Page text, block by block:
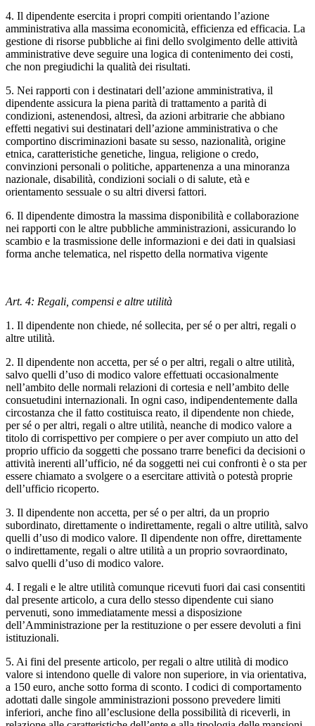
4. Il dipendente esercita i propri compiti orientando l’azione
amministrativa alla massima economicità, efficienza ed efficacia. La
gestione di risorse pubbliche ai fini dello svolgimento delle attività
amministrative deve seguire una logica di contenimento dei costi,
che non pregiudichi la qualità dei risultati.
5. Nei rapporti con i destinatari dell’azione amministrativa, il
dipendente assicura la piena parità di trattamento a parità di
condizioni, astenendosi, altresì, da azioni arbitrarie che abbiano
effetti negativi sui destinatari dell’azione amministrativa o che
comportino discriminazioni basate su sesso, nazionalità, origine
etnica, caratteristiche genetiche, lingua, religione o credo,
convinzioni personali o politiche, appartenenza a una minoranza
nazionale, disabilità, condizioni sociali o di salute, età e
orientamento sessuale o su altri diversi fattori.
6. Il dipendente dimostra la massima disponibilità e collaborazione
nei rapporti con le altre pubbliche amministrazioni, assicurando lo
scambio e la trasmissione delle informazioni e dei dati in qualsiasi
forma anche telematica, nel rispetto della normativa vigente
Art. 4: Regali, compensi e altre utilità
1. Il dipendente non chiede, né sollecita, per sé o per altri, regali o
altre utilità.
2. Il dipendente non accetta, per sé o per altri, regali o altre utilità,
salvo quelli d’uso di modico valore effettuati occasionalmente
nell’ambito delle normali relazioni di cortesia e nell’ambito delle
consuetudini internazionali. In ogni caso, indipendentemente dalla
circostanza che il fatto costituisca reato, il dipendente non chiede,
per sé o per altri, regali o altre utilità, neanche di modico valore a
titolo di corrispettivo per compiere o per aver compiuto un atto del
proprio ufficio da soggetti che possano trarre benefici da decisioni o
attività inerenti all’ufficio, né da soggetti nei cui confronti è o sta per
essere chiamato a svolgere o a esercitare attività o potestà proprie
dell’ufficio ricoperto.
3. Il dipendente non accetta, per sé o per altri, da un proprio
subordinato, direttamente o indirettamente, regali o altre utilità, salvo
quelli d’uso di modico valore. Il dipendente non offre, direttamente
o indirettamente, regali o altre utilità a un proprio sovraordinato,
salvo quelli d’uso di modico valore.
4. I regali e le altre utilità comunque ricevuti fuori dai casi consentiti
dal presente articolo, a cura dello stesso dipendente cui siano
pervenuti, sono immediatamente messi a disposizione
dell’Amministrazione per la restituzione o per essere devoluti a fini
istituzionali.
5. Ai fini del presente articolo, per regali o altre utilità di modico
valore si intendono quelle di valore non superiore, in via orientativa,
a 150 euro, anche sotto forma di sconto. I codici di comportamento
adottati dalle singole amministrazioni possono prevedere limiti
inferiori, anche fino all’esclusione della possibilità di riceverli, in